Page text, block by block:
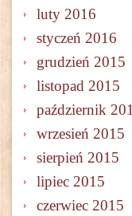
luty 2016
styczeń 2016
grudzień 2015
listopad 2015
październik
wrzesień 2015
sierpień 2015
lipiec 2015
czerwiec 2015